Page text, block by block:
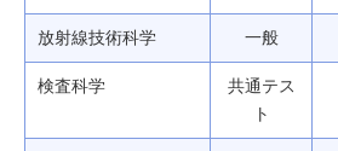
放射線技術科学 一般
検査科学
共通テス
ト